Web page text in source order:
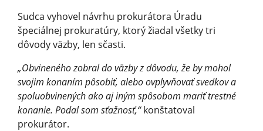
Sudca vyhovel návrhu prokurátora Úradu
špeciálnej prokuratúry, ktorý žiadal všetky tri
dôvody väzby, len sčasti.
„Obvineného zobral do väzby z dôvodu, že by mohol
svojim konaním pôsobiť, alebo ovplyvňovať svedkov a
spoluobvinených ako aj iným spôsobom mariť trestné
konanie. Podal som sťažnosť,“konštatoval
prokurátor.